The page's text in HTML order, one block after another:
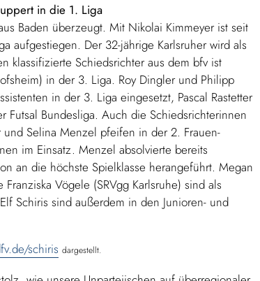
in die 1. Liga
Baden überzeugt. Mit Nikolai Kimmeyer ist seit
aufgestiegen. Der 32-jährige Karlsruher wird als
klassifizierte Schiedsrichter aus dem bfv ist
in der 3. Liga. Roy Dingler und Philipp
in der 3. Liga eingesetzt, Pascal Rastetter
Futsal Bundesliga. Auch die Schiedsrichterinnen
Selina Menzel pfeifen in der 2. Frauen-
im Einsatz. Menzel absolvierte bereits
an die höchste Spielklasse herangeführt. Megan
Vögele (SRVgg Karlsruhe) sind als
Schiris sind außerdem in den Junioren- und
schiris dargestellt.